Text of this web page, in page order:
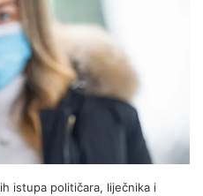
istupa političara, liječnika i